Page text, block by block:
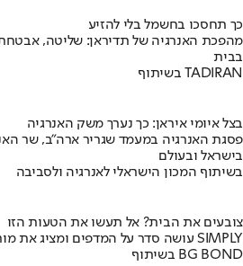
כך תחסכו בחשמל בלי להזיע
מהפכת האנרגיה של תדיראן: שליטה, אבטחת
בבית
בשיתוף TADIRAN
בצל איומי איראן: כך נערך משק האנרגיה
פסגת האנרגיה במעמד שגריר ארה"ב, שר
בישראל ובעולם
בשיתוף המכון הישראלי לאנרגיה ולסביבה
צובעים את הבית? אל תעשו את הטעות הזו
מומחה BG BOND עושה סדר על המדפים ומציג את מותג הצבע SIMPLY
בשיתוף BG BOND